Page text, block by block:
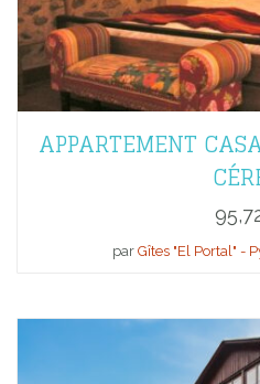
APPARTEMENT
par Gîtes "El Portal" -